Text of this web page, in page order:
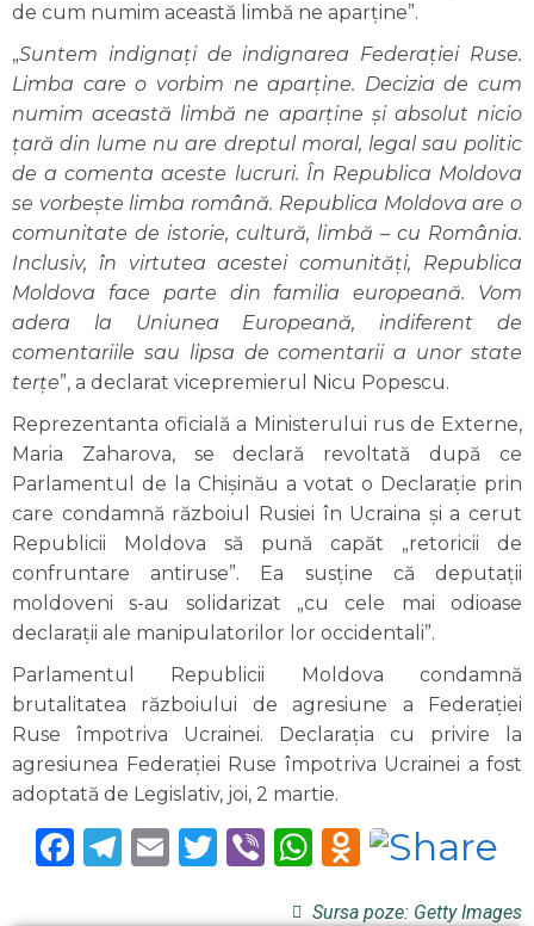
de cum numim această limbă ne aparține”.
„Suntem indignați de indignarea Federației Ruse.
Limba care o vorbim ne aparține. Decizia de cum
numim această limbă ne aparține și absolut nicio
țară din lume nu are dreptul moral, legal sau politic
de a comenta aceste lucruri. În Republica Moldova
se vorbește limba română. Republica Moldova are o
comunitate de istorie, cultură, limbă – cu România.
Inclusiv, în virtutea acestei comunități, Republica
Moldova face parte din familia europeană. Vom
adera la Uniunea Europeană, indiferent de
comentariile sau lipsa de comentarii a unor state
terțe”, a declarat vicepremierul Nicu Popescu.
Reprezentanta oficială a Ministerului rus de Externe,
Maria Zaharova, se declară revoltată după ce
Parlamentul de la Chișinău a votat o Declaraţie prin
care condamnă războiul Rusiei în Ucraina și a cerut
Republicii Moldova să pună capăt „retoricii de
confruntare antiruse”. Ea susține că deputații
moldoveni s-au solidarizat „cu cele mai odioase
declarații ale manipulatorilor lor occidentali”.
Parlamentul Republicii Moldova condamnă
brutalitatea războiului de agresiune a Federației
Ruse împotriva Ucrainei. Declarația cu privire la
agresiunea Federației Ruse împotriva Ucrainei a fost
adoptată de Legislativ, joi, 2 martie.
Facebook
Telegram
EmailTwitter
ViberWhatsApp
Sursa poze: Getty Images